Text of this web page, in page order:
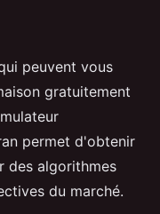
peuvent vous
gratuitement
permet d'obtenir
des algorithmes
du marché.